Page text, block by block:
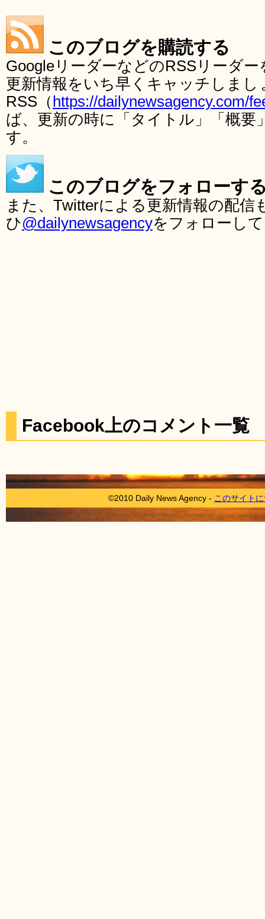
このブログを購読する
GoogleリーダーなどのRSSリーダ
更新情報をいち早くキャッチしま
RSS（https://dailynewsagency.com/
ば、更新の時に「タイトル」「概要
す。
このブログをフォローす
また、Twitterによる更新情報の配
ひ@dailynewsagencyをフォローし
Facebook上のコメント一覧
©2010 Daily News Agency - このサイト